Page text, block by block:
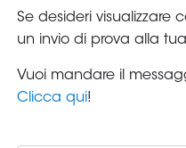
Se desideri visualizzare
un invio di prova alla
Vuoi mandare il
Clicca qui!